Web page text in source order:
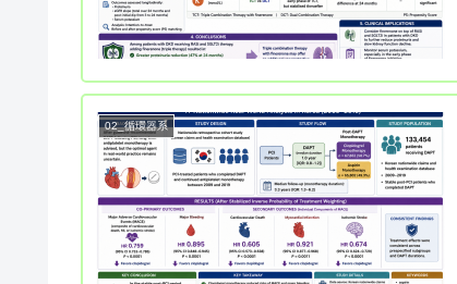
02_循環器系